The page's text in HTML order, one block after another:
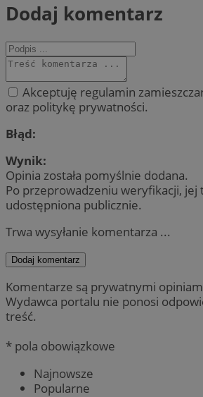
Dodaj komentarz
Akceptuję regulamin
oraz politykę prywatności.
Błąd:
Wynik:
Opinia została pomyślnie dodana.
Po przeprowadzeniu weryfikacji, jej
udostępniona publicznie.
Trwa wysyłanie komentarza ...
Dodaj komentarz
Komentarze są prywatnymi
Wydawca portalu nie ponosi
treść.
* pola obowiązkowe
Najnowsze
Popularne